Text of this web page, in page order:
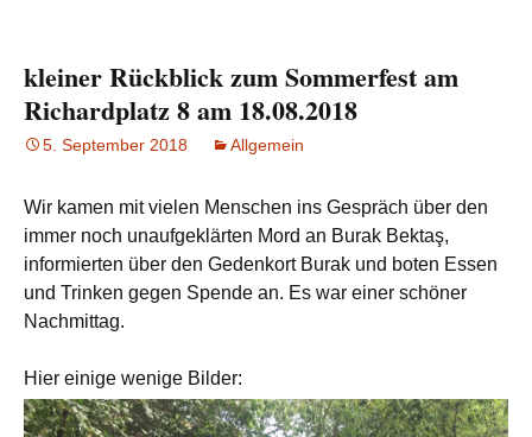
kleiner Rückblick zum Sommerfest am
Richardplatz 8 am 18.08.2018
5. September 2018 Allgemein
Wir kamen mit vielen Menschen ins Gespräch über den
immer noch unaufgeklärten Mord an Burak Bektaş,
informierten über den Gedenkort Burak und boten Essen
und Trinken gegen Spende an. Es war einer schöner
Nachmittag.
Hier einige wenige Bilder: